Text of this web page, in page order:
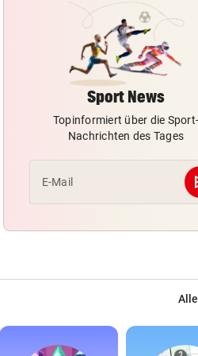
Sport News
Topinformiert über die Sport-
Nachrichten des Tages
E-Mail